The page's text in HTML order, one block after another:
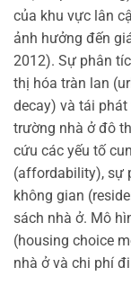
của khu vực lân
ảnh hưởng đến
2012). Sự phân
thị hóa tràn lan
decay) và tái
trường nhà ở đô
cứu các yếu tố
(affordability), sự
không gian
sách nhà ở. Mô
(housing choice
nhà ở và chi phí